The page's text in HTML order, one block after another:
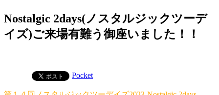
Nostalgic 2days(ノスタルジックツーデ
イズ)ご来場有難う御座いました！！
Pocket